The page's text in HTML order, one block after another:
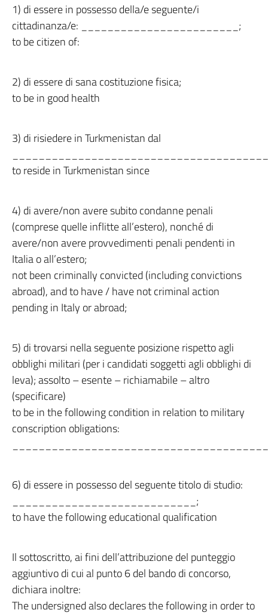
1) di essere in possesso della/e seguente/i
cittadinanza/e: ________________________;
to be citizen of:
2) di essere di sana costituzione fisica;
to be in good health
3) di risiedere in Turkmenistan dal
to reside in Turkmenistan since
4) di avere/non avere subito condanne penali
(comprese quelle inflitte all’estero), nonché di
avere/non avere provvedimenti penali pendenti in
Italia o all’estero;
not been criminally convicted (including convictions
abroad), and to have / have not criminal action
pending in Italy or abroad;
5) di trovarsi nella seguente posizione rispetto agli
obblighi militari (per i candidati soggetti agli obblighi di
leva); assolto – esente – richiamabile – altro
(specificare)
to be in the following condition in relation to military
conscription obligations:
6) di essere in possesso del seguente titolo di studio:
____________________________;
to have the following educational qualification
Il sottoscritto, ai fini dell’attribuzione del punteggio
aggiuntivo di cui al punto 6 del bando di concorso,
dichiara inoltre:
The undersigned also declares the following in order to